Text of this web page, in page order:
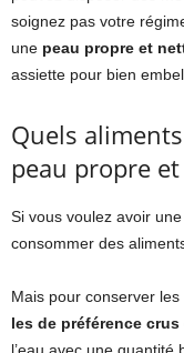
soignez pas votre
une peau propre et
assiette pour bien
Quels
peau propre et
Si vous voulez avoir une
consommer des
Mais pour conserver
les de préférence
l’eau avec une